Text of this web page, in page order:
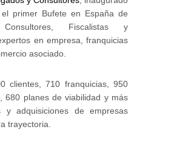
primer Bufete en España de
Consultores, Fiscalistas y
en empresa, franquicias
asociado.
clientes, 710 franquicias, 950
680 planes de viabilidad y más
y adquisiciones de empresas
trayectoria.